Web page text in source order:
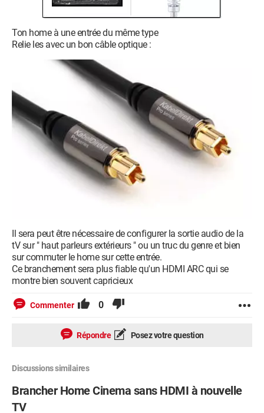
Ton home à une entrée du même type
Relie les avec un bon câble optique :
Il sera peut être nécessaire de configurer la sortie audio de la
tV sur " haut parleurs extérieurs " ou un truc du genre et bien
sur commuter le home sur cette entrée.
Ce branchement sera plus fiable qu'un HDMI ARC qui se
montre bien souvent capricieux
Commenter 0
Répondre Posez votre question
Discussions similaires
Brancher Home Cinema sans HDMI à nouvelle
TV